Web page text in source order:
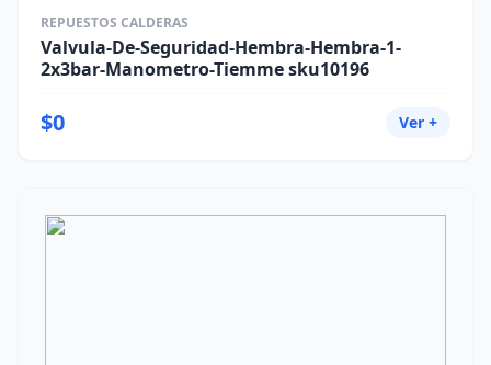
REPUESTOS CALDERAS
Valvula-De-Seguridad-Hembra-Hembra-1-
2x3bar-Manometro-Tiemme sku10196
$0 Ver +